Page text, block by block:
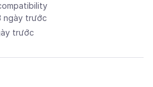
ngày trước
trước